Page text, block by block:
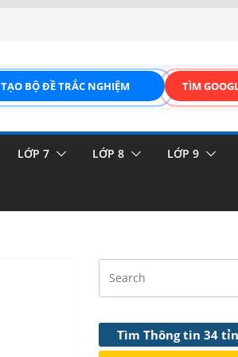
TẠO BỘ ĐỀ TRẮC NGHIỆM TÌM
LỚP 7 LỚP 8 LỚP 9
Tìm Thông tin 34